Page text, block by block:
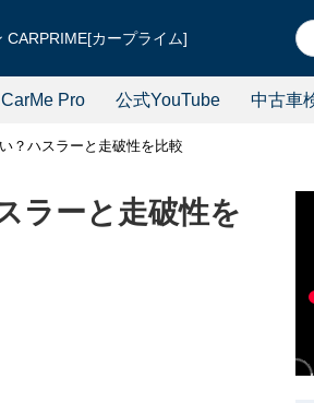
カープライム]
CarMe Pro 公式YouTube 中古車
？ハスラーと走破性を比較
ラーと走破性を